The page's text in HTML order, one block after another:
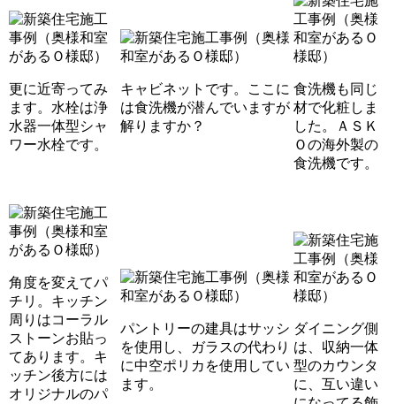
更に近寄ってみ
ます。水栓は浄
水器一体型シャ
ワー水栓です。
キャビネットです。ここに
は食洗機が潜んでいますが
解りますか？
食洗機も同じ
材で化粧しま
した。ＡＳＫ
Ｏの海外製の
食洗機です。
角度を変えてパ
チリ。キッチン
周りはコーラル
ストーンお貼っ
てあります。キ
ッチン後方には
オリジナルのパ
パントリーの建具はサッシ
を使用し、ガラスの代わり
に中空ポリカを使用してい
ます。
ダイニング側
は、収納一体
型のカウンタ
に、互い違い